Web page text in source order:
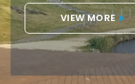
VIEW MORE